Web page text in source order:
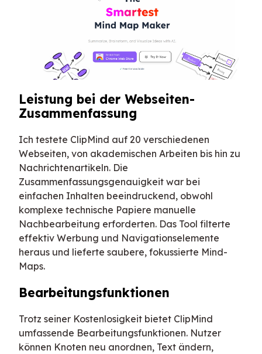
Leistung bei der Webseiten-
Zusammenfassung
Ich testete ClipMind auf 20 verschiedenen
Webseiten, von akademischen Arbeiten bis hin zu
Nachrichtenartikeln. Die
Zusammenfassungsgenauigkeit war bei
einfachen Inhalten beeindruckend, obwohl
komplexe technische Papiere manuelle
Nachbearbeitung erforderten. Das Tool filterte
effektiv Werbung und Navigationselemente
heraus und lieferte saubere, fokussierte Mind-
Maps.
Bearbeitungsfunktionen
Trotz seiner Kostenlosigkeit bietet ClipMind
umfassende Bearbeitungsfunktionen. Nutzer
können Knoten neu anordnen, Text ändern,